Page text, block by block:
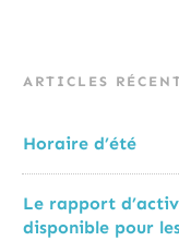
ARTICLES
Horaire d’été
Le rapport
disponible pour